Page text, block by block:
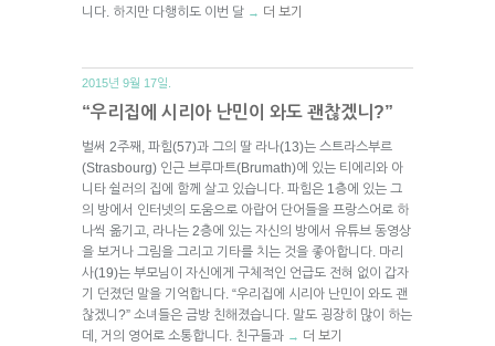
니다. 하지만 다행히도 이번 달 → 더 보기
2015년 9월 17일.
“우리집에 시리아 난민이 와도 괜찮겠니?”
벌써 2주째, 파힘(57)과 그의 딸 라나(13)는 스트라스부르
(Strasbourg) 인근 브루마트(Brumath)에 있는 티에리와 아
니타 쉴러의 집에 함께 살고 있습니다. 파힘은 1층에 있는 그
의 방에서 인터넷의 도움으로 아랍어 단어들을 프랑스어로 하
나씩 옮기고, 라나는 2층에 있는 자신의 방에서 유튜브 동영상
을 보거나 그림을 그리고 기타를 치는 것을 좋아합니다. 마리
사(19)는 부모님이 자신에게 구체적인 언급도 전혀 없이 갑자
기 던졌던 말을 기억합니다. “우리집에 시리아 난민이 와도 괜
찮겠니?” 소녀들은 금방 친해졌습니다. 말도 굉장히 많이 하는
데, 거의 영어로 소통합니다. 친구들과 → 더 보기